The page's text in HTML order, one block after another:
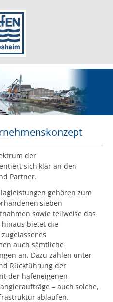
uns
Fakten
Partner
der
sich klar an den
Partner.
gehören zum
sieben
sowie teilweise das
hinaus bietet die
auch sämtliche
an. Dazu zählen unter
Rückführung der
der hafeneigenen
– auch solche,
ablaufen.